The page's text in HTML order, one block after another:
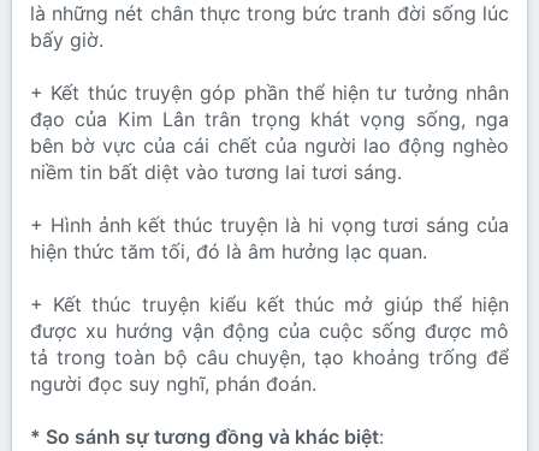
là những nét chân thực trong bức tranh đời sống lúc
bấy giờ.
+ Kết thúc truyện góp phần thể hiện tư tưởng nhân
đạo của Kim Lân trân trọng khát vọng sống, nga
bên bờ vực của cái chết của người lao động nghèo
niềm tin bất diệt vào tương lai tươi sáng.
+ Hình ảnh kết thúc truyện là hi vọng tươi sáng của
hiện thức tăm tối, đó là âm hưởng lạc quan.
+ Kết thúc truyện kiểu kết thúc mở giúp thể hiện
được xu hướng vận động của cuộc sống được mô
tả trong toàn bộ câu chuyện, tạo khoảng trống để
người đọc suy nghĩ, phán đoán.
* So sánh sự tương đồng và khác biệt: